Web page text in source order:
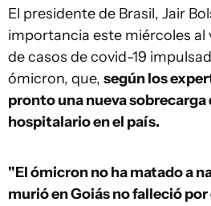
El presidente de Brasil, Jair
importancia este miércoles
de casos de covid-19
ómicron, que, según los
pronto una nueva sobrecarga
hospitalario en el país.
"El ómicron no ha matado a
murió en Goiás no falleció